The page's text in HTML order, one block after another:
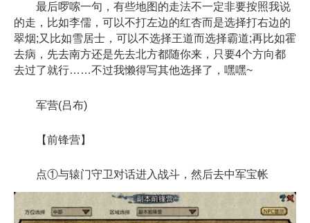
最后啰嗦一句，有些地图的走法不一定非要按照我说
的走，比如李儒，可以不打左边的红杏而是选择打右边的
翠烟;又比如雪居士，可以不选择王道而选择霸道;再比如霍
去病，先去南方还是先去北方都随你来，只要4个方向都
去过了就行……不过我懒得写其他选择了，嘿嘿~
军营(吕布)
【前锋营】
点①与辕门守卫对话进入战斗，然后去中军宝帐